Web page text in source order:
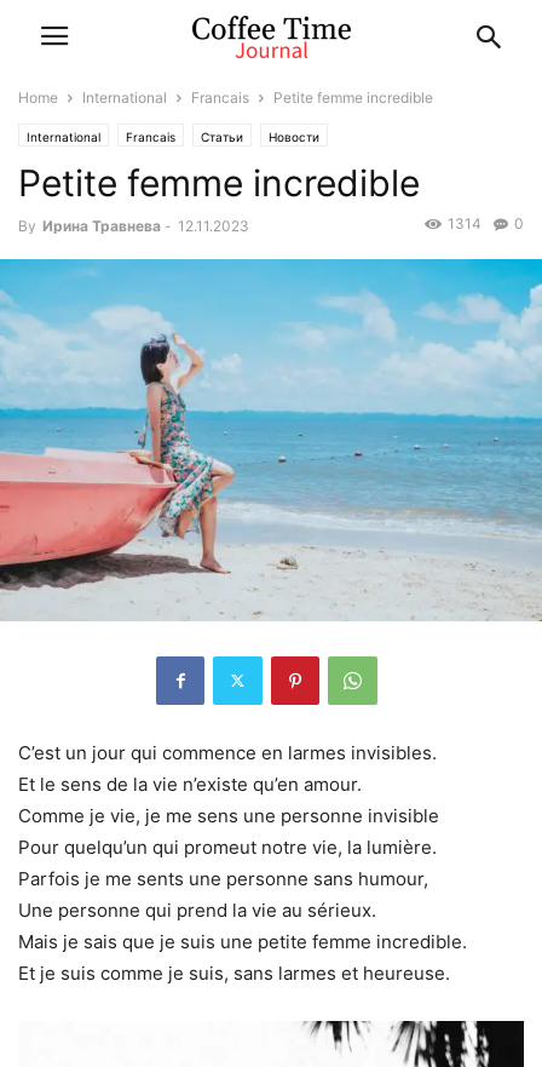
Home International Francais Petite femme incredible
International Francais Статьи Новости
Petite femme incredible
By Ирина Травнева - 12.11.2023 0
1314
C’est un jour qui commence en larmes invisibles.
Et le sens de la vie n’existe qu’en amour.
Comme je vie, je me sens une personne invisible
Pour quelqu’un qui promeut notre vie, la lumière.
Parfois je me sents une personne sans humour,
Une personne qui prend la vie au sérieux.
Mais je sais que je suis une petite femme incredible.
Et je suis comme je suis, sans larmes et heureuse.